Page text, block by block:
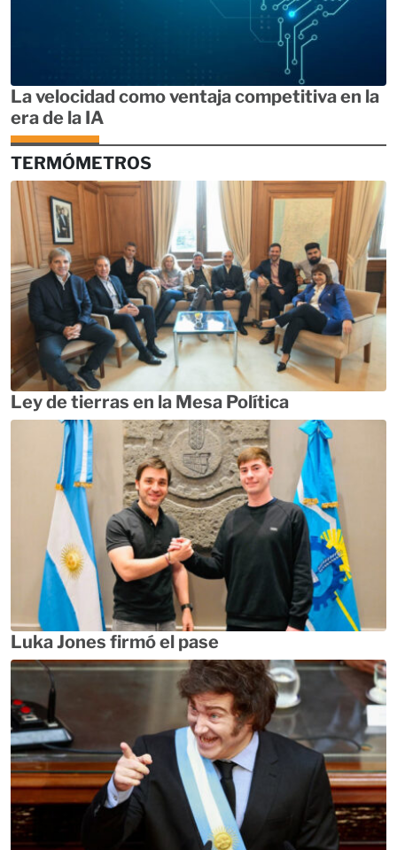
La velocidad como ventaja competitiva en la
era de la IA
TERMÓMETROS
Ley de tierras en la Mesa Política
Luka Jones firmó el pase